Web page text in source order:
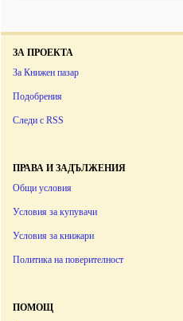
ЗА ПРОЕКТА
За Книжен пазар
Подобрения
Следи с RSS
ПРАВА И ЗАДЪЛЖЕНИЯ
Общи условия
Условия за купувачи
Условия за книжари
Политика на поверителност
ПОМОЩ